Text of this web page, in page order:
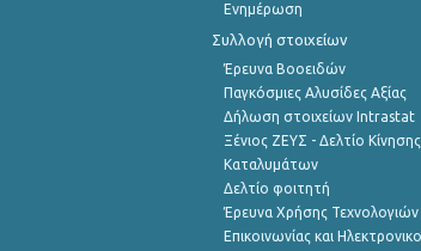
Ενημέρωση
Συλλογή στοιχείων
Έρευνα Βοοειδών
Παγκόσμιες Αλυσίδες Αξίας
Δήλωση στοιχείων Intrastat
Ξένιος ΖΕΥΣ - Δελτίο
Καταλυμάτων
Δελτίο φοιτητή
Έρευνα Χρήσης
Επικοινωνίας και